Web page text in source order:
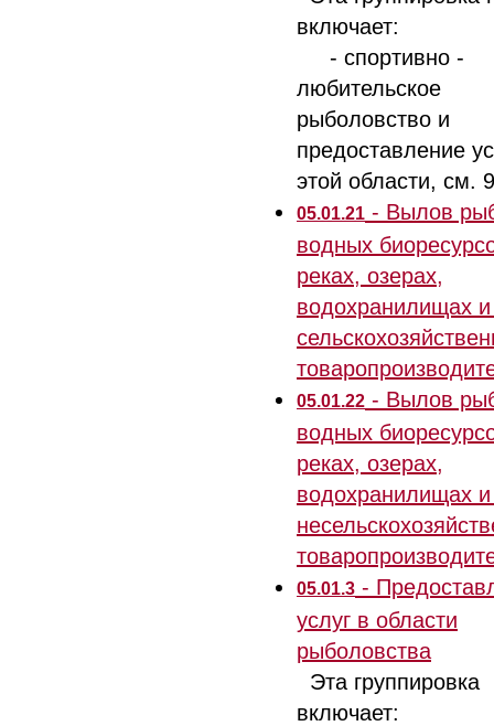
включает:
- спортивно -
любительское
рыболовство и
предоставление
этой области, см.
05.01.21 - Вылов
водных
реках, озерах,
водохранилищах и
05.01.22 - Вылов
водных
реках, озерах,
водохранилищах и
05.01.3 -
услуг в области
рыболовства
Эта группировка
включает: